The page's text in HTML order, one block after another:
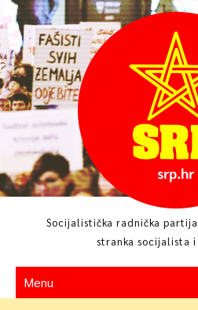
Skip
to
content
Socijalistička radnička
stranka socijalista i
Menu